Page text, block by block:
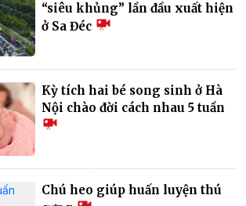
“siêu khủng” lần đầu xuất hiện
ở Sa Đéc
Kỳ tích hai bé song sinh ở Hà
Nội chào đời cách nhau 5 tuần
Chú heo giúp huấn luyện thú